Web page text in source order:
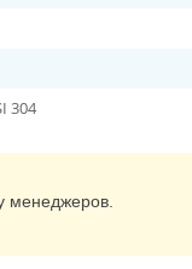
304
менеджеров.